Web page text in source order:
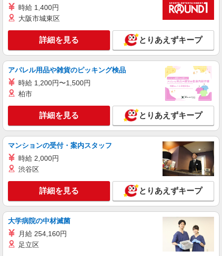
504〜700万円 ※経験考慮します 月収：42〜
栃木県宇都宮市（調剤薬局）
キープ 詳細を見る
職業紹介
調剤薬局（栃木県宇都宮市）【アイデムエージェント薬剤師】
薬剤師（職業紹介）
※経験等考慮いたします。
栃木県宇都宮市 【変更の範囲：会社の定める
場所】
キープ 詳細を見る
調剤薬局（栃木県宇都宮市）【アイデムエージェント薬剤師】
（JOB059083）
薬剤師（職業紹介）
■正社員 ※経験考慮します 年収：422〜600万
円 月収：29.3〜42.3万円 ■パート 時給：2000〜
時給 1,400円
大阪市城東区
詳細を見る とりあえずキープ
アパレル用品や雑貨のピッキング検品
時給 1,200円〜1,500円
柏市
詳細を見る とりあえずキープ
マンションの受付・案内スタッフ
時給 2,000円
渋谷区
詳細を見る とりあえずキープ
大学病院の中材滅菌
月給 254,160円
足立区